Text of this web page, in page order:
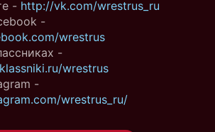
- http://vk.com/wrestrus_ru
-
wrestrus
-
wrestrus
-
wrestrus_ru/